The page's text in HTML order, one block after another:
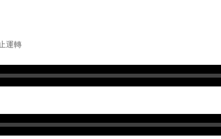
運轉